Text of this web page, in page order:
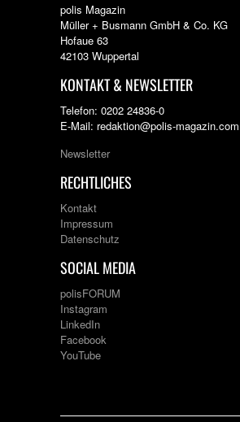
polis Magazin
Müller + Busmann GmbH & Co. KG
Hofaue 63
42103 Wuppertal
KONTAKT & NEWSLETTER
Telefon: 0202 24836-0
E-Mail: redaktion@polis-magazin.com
Newsletter
RECHTLICHES
Kontakt
Impressum
Datenschutz
SOCIAL MEDIA
polisFORUM
Instagram
LinkedIn
Facebook
YouTube